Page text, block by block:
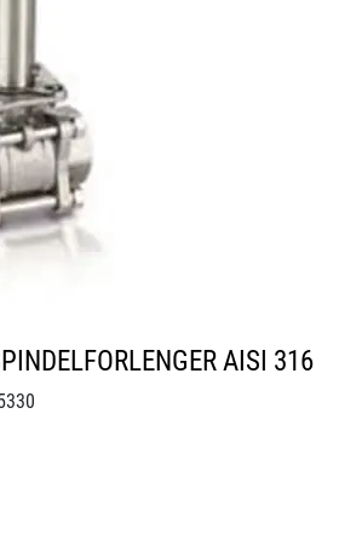
AISI 316